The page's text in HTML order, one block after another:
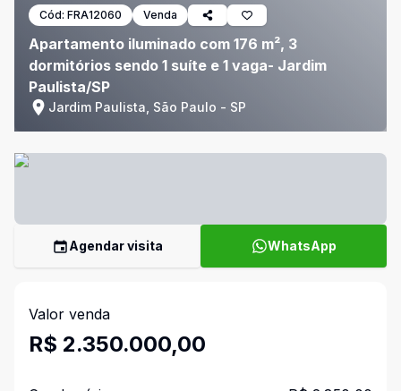
Cód: FRA12060 Venda
Apartamento iluminado com 176 m², 3
dormitórios sendo 1 suíte e 1 vaga- Jardim
Paulista/SP
Jardim Paulista, São Paulo - SP
Agendar visita WhatsApp
Valor venda
R$ 2.350.000,00